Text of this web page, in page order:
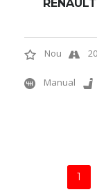
Nou
Manual
1